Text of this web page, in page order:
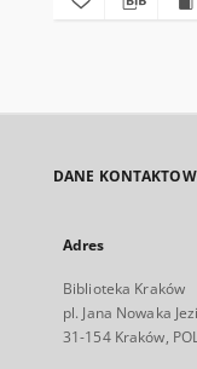
DANE
Adres
Biblioteka Kraków
pl. Jana Nowaka
31-154 Kraków,